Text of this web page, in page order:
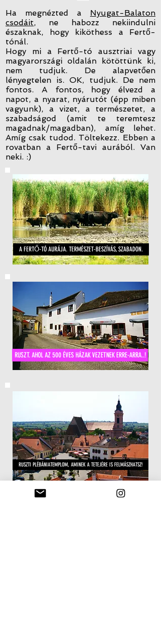
Ha megnézted a Nyugat-Balaton
csodáit, ne habozz nekiindulni
északnak, hogy kiköthess a Fertő-
tónál.
Hogy mi a Fertő-tó ausztriai vagy
magyarországi oldalán kötöttünk ki,
nem tudjuk. De alapvetően
lényegtelen is. OK, tudjuk. De nem
fontos. A fontos, hogy élvezd a
napot, a nyarat, nyárutót (épp miben
vagyunk), a vizet, a természetet, a
szabadságod (amit te teremtesz
magadnak/magadban), amíg lehet.
Amíg csak tudod. Töltekezz. Ebben a
rovatban a Fertő-tavi aurából. Van
neki. :)
A FERTŐ-TÓ AURÁJA. TERMÉSZET-BESZÍVÁS, SZABADON.
RUSZT. AHOL AZ 500 ÉVES HÁZAK VEZETNEK ERRE-ARRA..!
RUSZTI PLÉBÁNIATEMPLOM, AMINEK A TETEJÉRE IS FELMÁSZHATSZ!